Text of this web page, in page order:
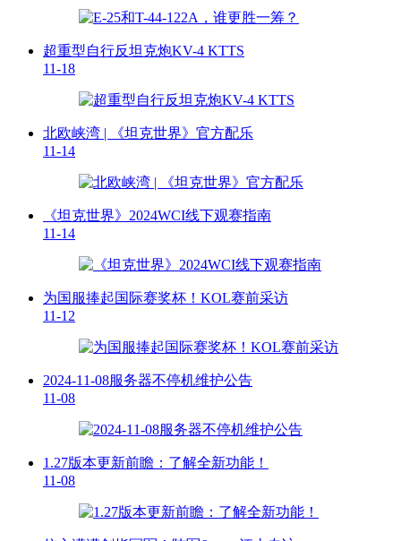
超重型自行反坦克炮KV-4 KTTS
11-18
北欧峡湾 | 《坦克世界》官方配乐
11-14
《坦克世界》2024WCI线下观赛指南
11-14
为国服捧起国际赛奖杯！KOL赛前采访
11-12
2024-11-08服务器不停机维护公告
11-08
1.27版本更新前瞻：了解全新功能！
11-08